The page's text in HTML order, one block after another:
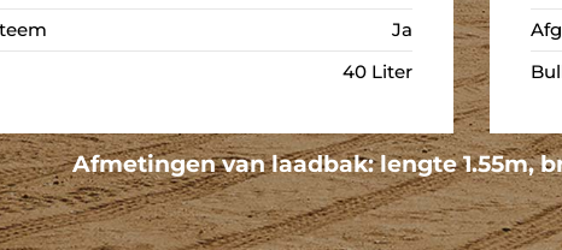
Ja
40 Liter
Afmetingen van laadbak: lengte 1.55m,